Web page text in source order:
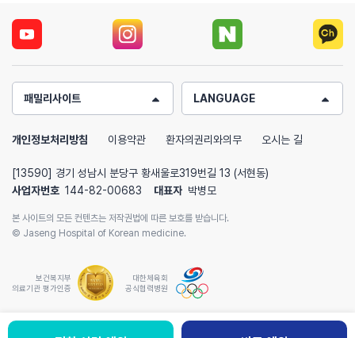
패밀리사이트 LANGUAGE
개인정보처리방침 이용약관 환자의권리와의무 오시는 길
[13590] 경기 성남시 분당구 황새울로319번길 13 (서현동)
사업자번호 144-82-00683 대표자 박병모
본 사이트의 모든 컨텐츠는 저작권법에 따른 보호를 받습니다.
© Jaseng Hospital of Korean medicine.
보건복지부
의료기관 평가인증
대한체육회
공식협력병원